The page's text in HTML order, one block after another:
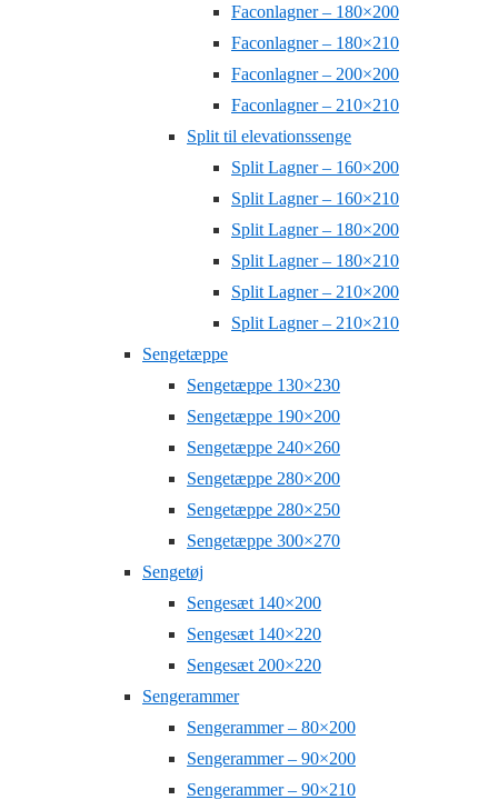
Faconlagner – 180×200
Faconlagner – 180×210
Faconlagner – 200×200
Faconlagner – 210×210
Split til elevationssenge
Split Lagner – 160×200
Split Lagner – 160×210
Split Lagner – 180×200
Split Lagner – 180×210
Split Lagner – 210×200
Split Lagner – 210×210
Sengetæppe
Sengetæppe 130×230
Sengetæppe 190×200
Sengetæppe 240×260
Sengetæppe 280×200
Sengetæppe 280×250
Sengetæppe 300×270
Sengetøj
Sengesæt 140×200
Sengesæt 140×220
Sengesæt 200×220
Sengerammer
Sengerammer – 80×200
Sengerammer – 90×200
Sengerammer – 90×210